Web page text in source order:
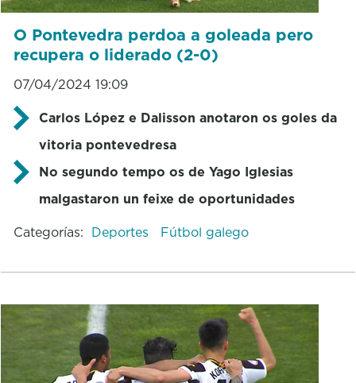
O Pontevedra perdoa a goleada pero
recupera o liderado (2-0)
07/04/2024 19:09
Carlos López e Dalisson anotaron os goles da
vitoria pontevedresa
No segundo tempo os de Yago Iglesias
malgastaron un feixe de oportunidades
Categorías: Deportes Fútbol galego